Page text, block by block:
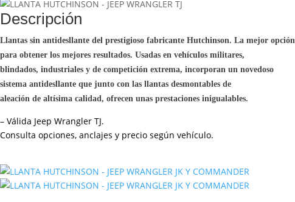
Descripción
Llantas sin antidesllante del prestigioso fabricante Hutchinson. La mejor opción
para obtener los mejores resultados. Usadas en vehículos militares,
blindados, industriales y de competición extrema, incorporan un novedoso
sistema antidesllante que junto con las llantas desmontables de
aleación de altísima calidad, ofrecen unas prestaciones inigualables.
– Válida Jeep Wrangler TJ.
Consulta opciones, anclajes y precio según vehículo.